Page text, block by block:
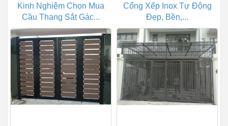
Kinh Nghiệm Chọn Mua
Cầu Thang Sắt Gác...
Cổng Xếp Inox Tự Động
Đẹp, Bền,...